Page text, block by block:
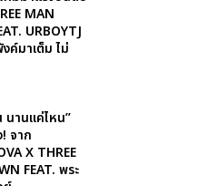
MAN
URBOYTJ
ค์มาเต็ม ไม่
นานแค่ไหน”
จาก
X THREE
FEAT. พระ